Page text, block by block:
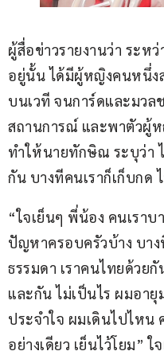
ผู้สื่อข่าวรายงานว่า ระห
อยู่นั้น ได้มีผู้หญิงคนหนึ่ง
บนเวที จนการ์ดและมวล
สถานการณ์ และพาตัวผู้
ทำให้นายทักษิณ ระบุว่า
กัน บางทีคนเราก็เก็บกด
“ใจเย็นๆ พี่น้อง คนเรา
ปัญหาครอบครัวบ้าง บา
ธรรมดา เราคนไทยด้ว
และกัน ไม่เป็นไร ผมอา
ประจำใจ ผมเดินไปไหน
อย่างเดียว เย็นไว้โยม”